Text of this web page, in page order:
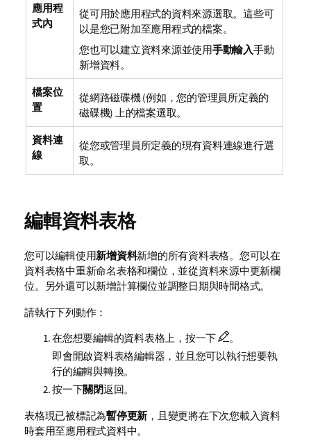
應用程
式內
從可用於應用程式的資料來源選取。這些可
以是您已附加至應用程式的檔案。
您也可以建立資料來源並使用手動輸入手動
新增資料。
檔案位
置
從網路磁碟機 (例如，您的管理員所定義的
磁碟機) 上的檔案選取。
資料連
線
從您或管理員所定義的現有資料連線進行選
取。
編輯資料表格
您可以編輯使用新增資料新增的所有資料表格。您可以在
資料表格中重新命名表格和欄位，並從資料來源中更新欄
位。另外還可以新增計算欄位並調整日期與時間格式。
請執行下列動作：
在您想要編輯的資料表格上，按一下
。
即會開啟資料表格編輯器，並且您可以執行想要執
行的編輯與轉換。
按一下關閉返回。
表格現已被標記為暫停更新 ，且變更將在下次您載入資料
時套用至應用程式資料中。